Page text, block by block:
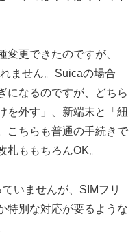
更できたのですが、
ません。Suicaの場合
になるのですが、どちら
を外す」、新端末と「紐
こちらも普通の手続きで
ももちろんOK。
いませんが、SIMフリ
特別な対応が要るような